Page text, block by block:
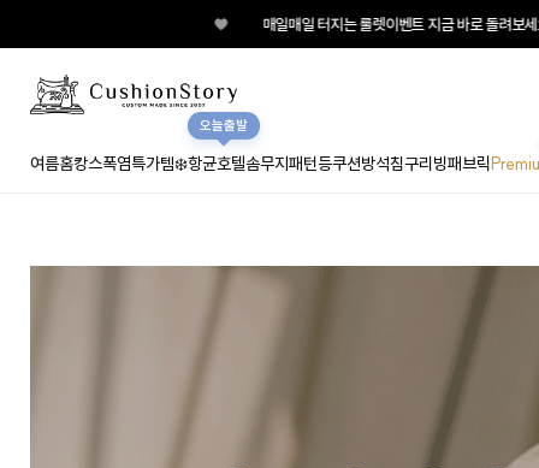
매일매일 터지는 룰렛이벤트 지금 바로 돌려보세요!
여름홈캉스폭염특가템❄️항균호텔솜
오늘출발
무지패턴등쿠션방석침구리빙패브릭